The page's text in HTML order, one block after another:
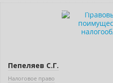
Индивидуальный подход
Пепеляев С.Г.
Налоговое право